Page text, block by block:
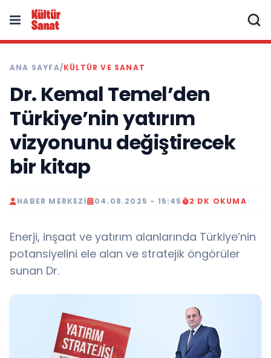
ANA SAYFA/KÜLTÜR VE SANAT
Dr. Kemal Temel’den
Türkiye’nin yatırım
vizyonunu değiştirecek
bir kitap
HABER MERKEZI 04.08.2025 - 15:45 2 DK OKUMA
Enerji, inşaat ve yatırım alanlarında Türkiye’nin
potansiyelini ele alan ve stratejik öngörüler
sunan Dr.